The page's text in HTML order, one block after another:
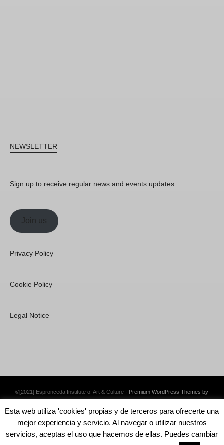
NEWSLETTER
Sign up to receive regular news and events updates.
Join us
Privacy Policy
Cookie Policy
Legal Notice
©[2021] Espronceda Institute of Art & Culture · Premium WordPress Themes by
Esta web utiliza 'cookies' propias y de terceros para ofrecerte una
mejor experiencia y servicio. Al navegar o utilizar nuestros
servicios, aceptas el uso que hacemos de ellas. Puedes cambiar